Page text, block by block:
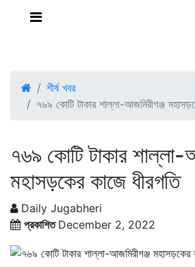
শীর্ষ খবর
৭৬৯ কোটি টাকার শাল্লা-আজমিরীগঞ্জ
৭৬৯ কোটি টাকার শাল্লা-
মহাসড়কের কাজে ধীরগতি
Daily Jugabheri
প্রকাশিতDecember 2, 2022